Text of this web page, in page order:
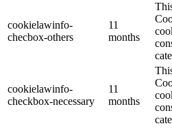
cookielawinfo-
checbox-others
11
months
cookielawinfo-
checkbox-necessary
11
months